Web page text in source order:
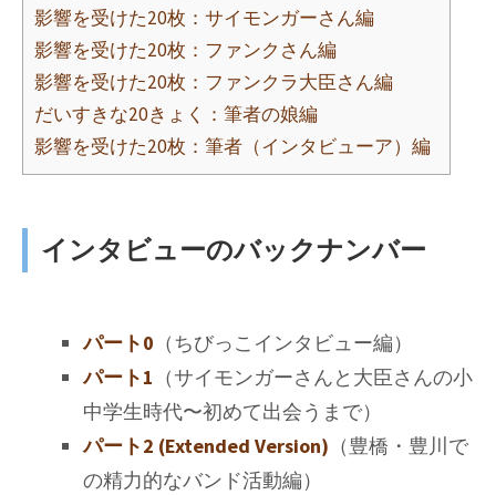
影響を受けた20枚：サイモンガーさん編
影響を受けた20枚：ファンクさん編
影響を受けた20枚：ファンクラ大臣さん編
だいすきな20きょく：筆者の娘編
影響を受けた20枚：筆者（インタビューア）編
インタビューのバックナンバー
パート0 （ちびっこインタビュー編）
パート1 （サイモンガーさんと大臣さんの小
中学生時代〜初めて出会うまで）
パート2 (Extended Version) （豊橋・豊川で
の精力的なバンド活動編）